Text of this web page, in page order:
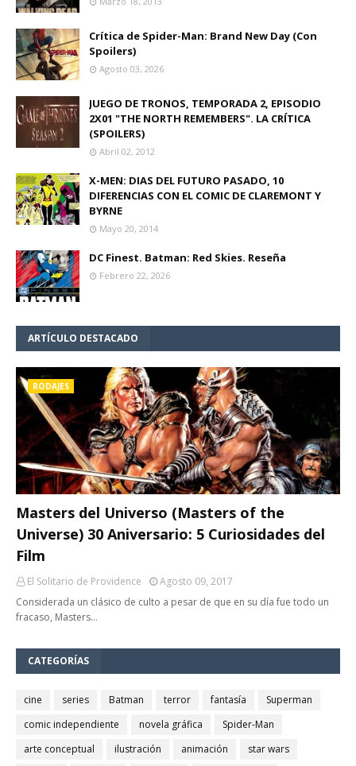
Crítica de Spider-Man: Brand New Day (Con
Spoilers)
Agosto 03, 2026
JUEGO DE TRONOS, TEMPORADA 2, EPISODIO
2X01 "THE NORTH REMEMBERS". LA CRÍTICA
(SPOILERS)
Abril 02, 2012
X-MEN: DIAS DEL FUTURO PASADO, 10
DIFERENCIAS CON EL COMIC DE CLAREMONT Y
BYRNE
Mayo 20, 2014
DC Finest. Batman: Red Skies. Reseña
Febrero 22, 2026
ARTÍCULO DESTACADO
RODAJES
Masters del Universo (Masters of the
Universe) 30 Aniversario: 5 Curiosidades del
Film
El Solitario de Providence
Agosto 09, 2017
Considerada un clásico de culto a pesar de que en su día fue todo un
fracaso, Masters…
CATEGORÍAS
cine series Batman terror fantasía
Superman
comic independiente
novela gráfica
Spider-Man
arte conceptual
ilustración animación
star wars